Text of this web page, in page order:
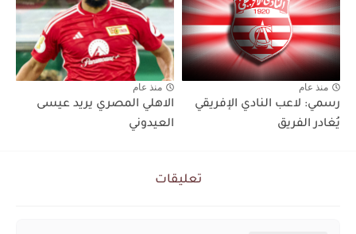
منذ عام
رسمي: لاعب النادي الإفريقي
يُغادر الفريق
منذ عام
الاهلي المصري يريد عيسى
العيدوني
تعليقات